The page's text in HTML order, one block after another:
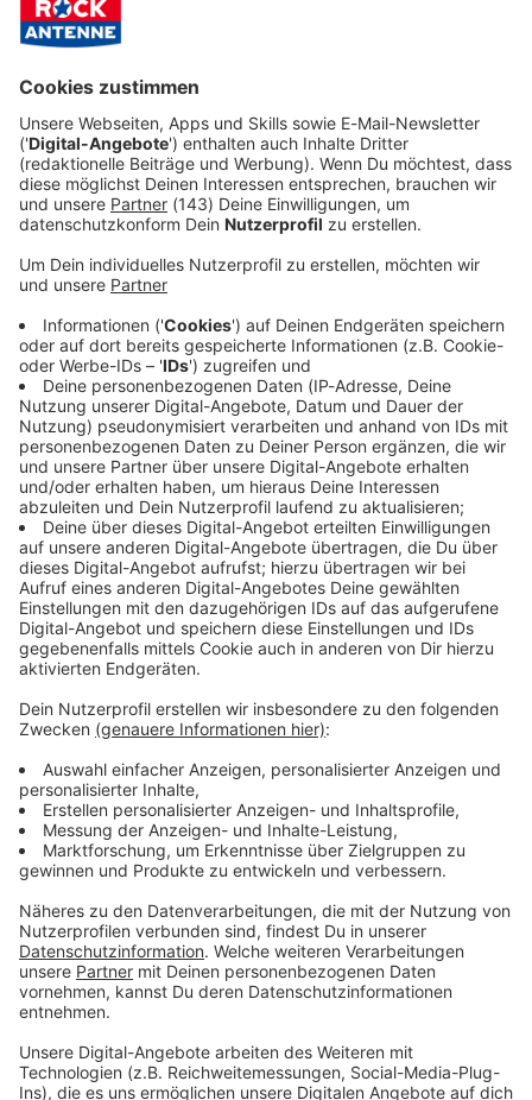
Sommerhitze
Rock-Songs bei ROCK ANTENNE - und die 10 absolut
erfrischendstenRock-Songs hier zum Abkühlen.
Rockfakten
Die besten Rocksongs... zum Motorradfahren!
Motorensound, Benzingeruch und ein
unbeschreibliches Freiheitsgefühl - das gibt's nur auf
den zwei Rädern, die die Welt bedeuten: Hier gibt es
den passenden Soundtrack zum Motorradfahren.
Keep on rocking!
Verpass' nichts mehr mit unserem kostenlosen ROCK
Interviews, Quizspaß oder unsere neuesten Aktionen -
wir informieren dich.